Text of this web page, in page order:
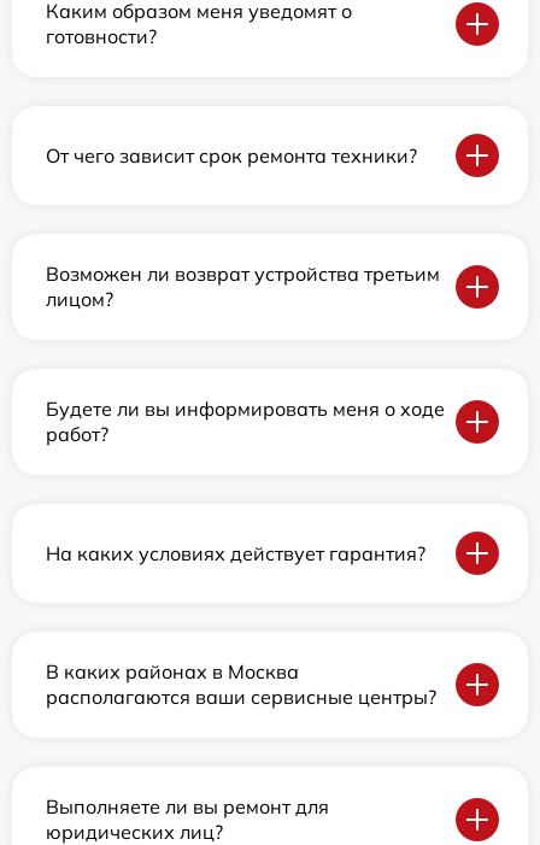
Каким образом меня уведомят о
готовности?
От чего зависит срок ремонта техники?
Возможен ли возврат устройства третьим
лицом?
Будете ли вы информировать меня о ходе
работ?
На каких условиях действует гарантия?
В каких районах в Москва
располагаются ваши сервисные центры?
Выполняете ли вы ремонт для
юридических лиц?